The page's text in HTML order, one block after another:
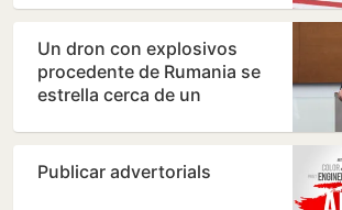
Un dron con explosivos
procedente de Rumania se
estrella cerca de un
Publicar advertorials